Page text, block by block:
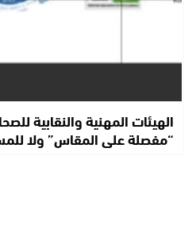
الهيئات المهنية والنقابية
“مفصلة على المقاس” ولا